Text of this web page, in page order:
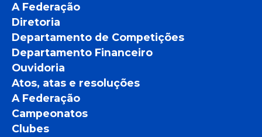
A Federação
Diretoria
Departamento de Competições
Departamento Financeiro
Ouvidoria
Atos, atas e resoluções
A Federação
Campeonatos
Clubes